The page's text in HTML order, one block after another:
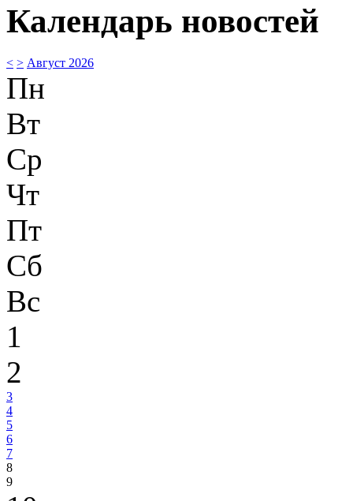
Календарь новостей
< > Август 2026
Пн
Вт
Ср
Чт
Пт
Сб
Вс
1
2
3
4
5
6
7
8
9